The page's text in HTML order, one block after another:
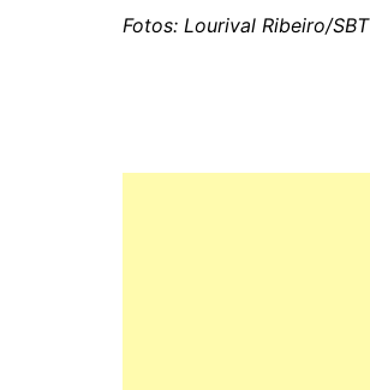
Fotos: Lourival Ribeiro/SBT